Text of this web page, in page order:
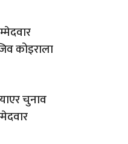
कोइराला
चुनाव